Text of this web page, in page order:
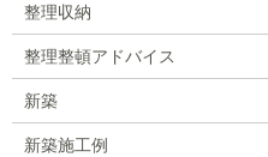
整理収納
整理整頓アドバイス
新築
新築施工例